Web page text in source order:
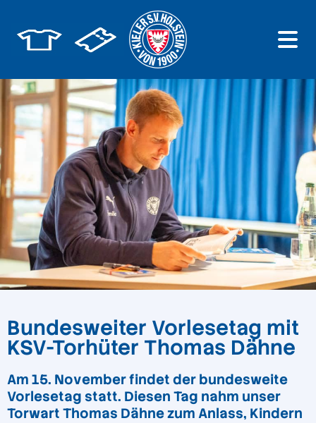
Bundesweiter Vorlesetag mit
KSV-Torhüter Thomas Dähne
Am 15. November findet der bundesweite
Vorlesetag statt. Diesen Tag nahm unser
Torwart Thomas Dähne zum Anlass, Kindern